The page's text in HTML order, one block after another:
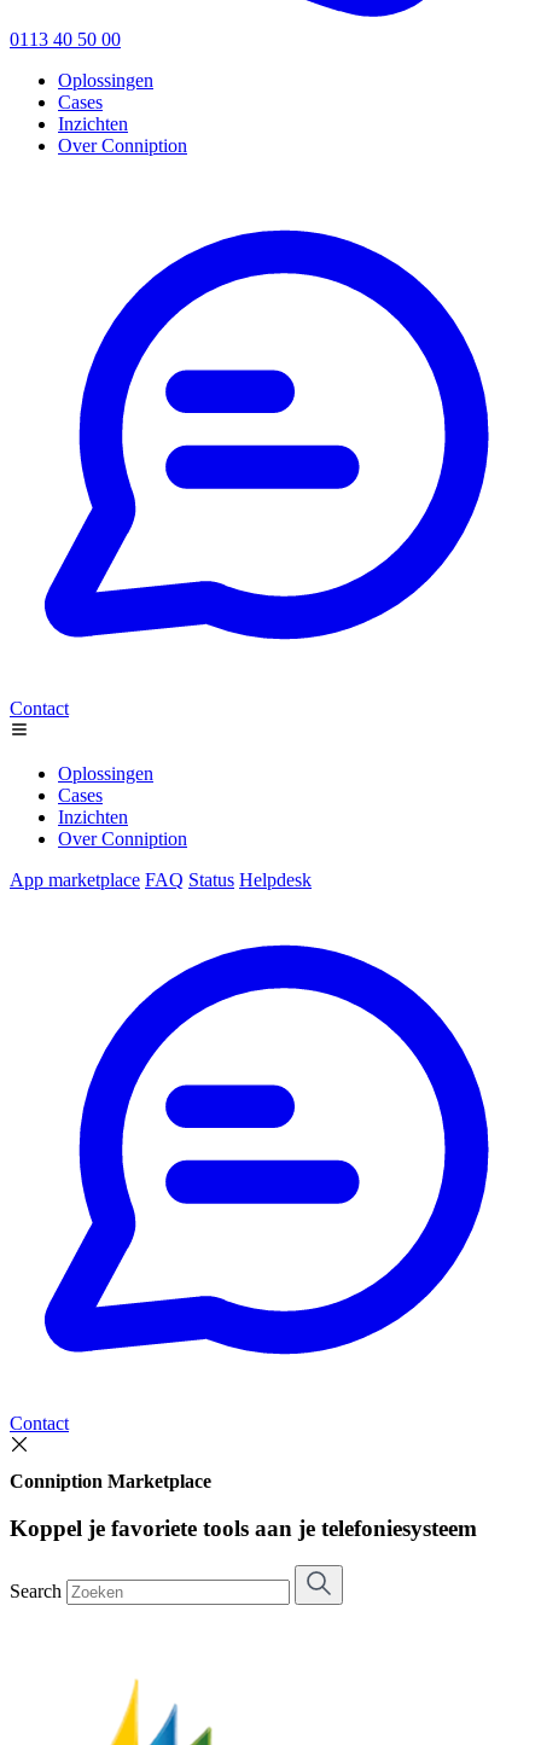
0113 40 50 00
Oplossingen
Cases
Inzichten
Over Conniption
Contact
Oplossingen
Cases
Inzichten
Over Conniption
App marketplace FAQ Status Helpdesk
Contact
Conniption Marketplace
Koppel je favoriete tools aan je telefoniesysteem
Search